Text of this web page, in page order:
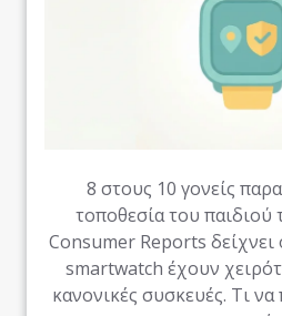
8 στους 10 γονείς
τοποθεσία του παιδιού
Consumer Reports δείχνει
smartwatch έχουν
κανονικές συσκευές. Τι